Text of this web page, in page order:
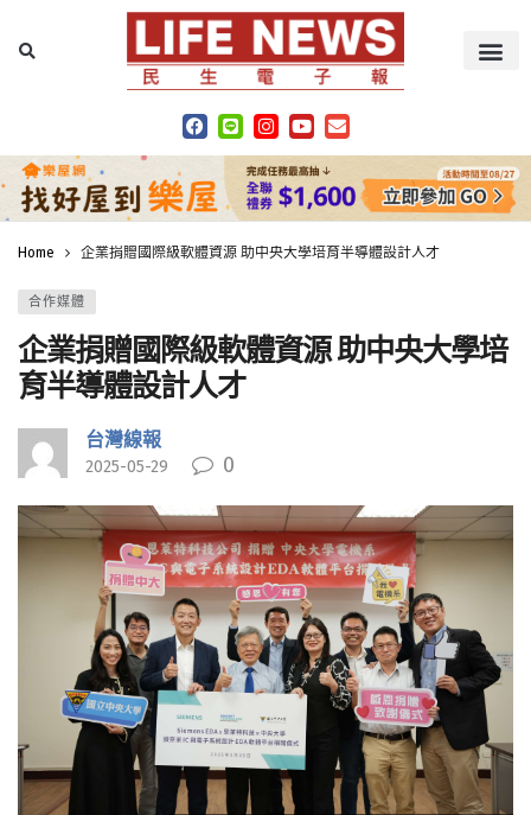
Home 企業捐贈國際級軟體資源 助中央大學培育半導體設計人才
合作媒體
企業捐贈國際級軟體資源 助中央大學培
育半導體設計人才
台灣線報
2025-05-29 0